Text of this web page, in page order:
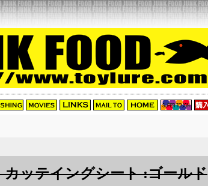
ッテイングシート :ゴールド